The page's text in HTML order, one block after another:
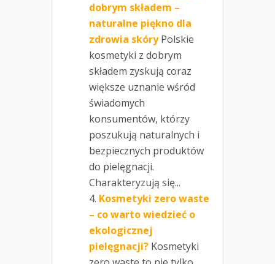
dobrym składem –
naturalne piękno dla
zdrowia skóry Polskie
kosmetyki z dobrym
składem zyskują coraz
większe uznanie wśród
świadomych
konsumentów, którzy
poszukują naturalnych i
bezpiecznych produktów
do pielęgnacji.
Charakteryzują się...
Kosmetyki zero waste
– co warto wiedzieć o
ekologicznej
pielęgnacji? Kosmetyki